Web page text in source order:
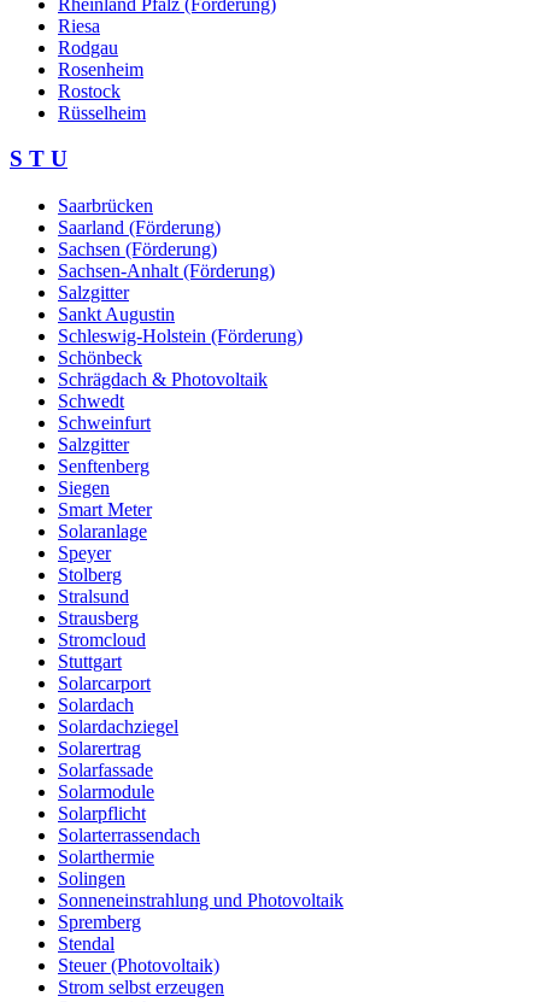
Riesa
Rodgau
Rosenheim
Rostock
Rüsselheim
S T U
Saarbrücken
Saarland (Förderung)
Sachsen (Förderung)
Sachsen-Anhalt (Förderung)
Salzgitter
Sankt Augustin
Schleswig-Holstein (Förderung)
Schönbeck
Schrägdach & Photovoltaik
Schwedt
Schweinfurt
Salzgitter
Senftenberg
Siegen
Smart Meter
Solaranlage
Speyer
Stolberg
Stralsund
Strausberg
Stromcloud
Stuttgart
Solarcarport
Solardach
Solardachziegel
Solarertrag
Solarfassade
Solarmodule
Solarpflicht
Solarterrassendach
Solarthermie
Solingen
Sonneneinstrahlung und Photovoltaik
Spremberg
Stendal
Steuer (Photovoltaik)
Strom selbst erzeugen